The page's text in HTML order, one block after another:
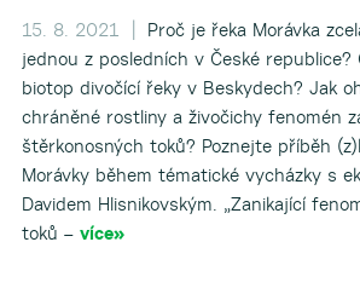
15. 8. 2021 |
Proč je řeka Morávka
jednou z posledních v České
biotop divočící řeky v Beskydech? Jak
chráněné rostliny a živočichy fenomén
štěrkonosných toků? Poznejte příběh
Morávky během tématické vycházky s
Davidem Hlisnikovským. „Zanikající
toků – více»